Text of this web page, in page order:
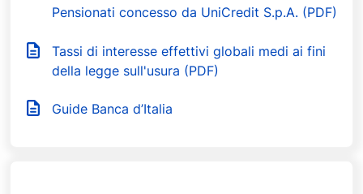
Pensionati concesso da UniCredit S.p.A. (PDF)
Tassi di interesse effettivi globali medi ai fini
della legge sull'usura (PDF)
Guide Banca d’Italia